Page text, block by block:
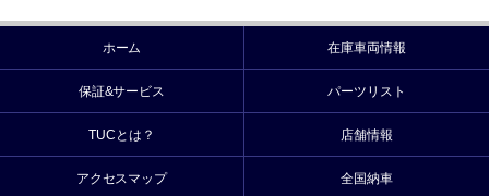
ホーム 在庫車両情報
保証&サービス パーツリスト
TUCとは？ 店舗情報
アクセスマップ 全国納車